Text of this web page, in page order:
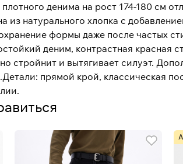
денима на рост 174-180 см
из натурального хлопка с
формы даже после частых
деним, контрастная красная
стройнит и вытягивает силуэт.
прямой крой, классическая